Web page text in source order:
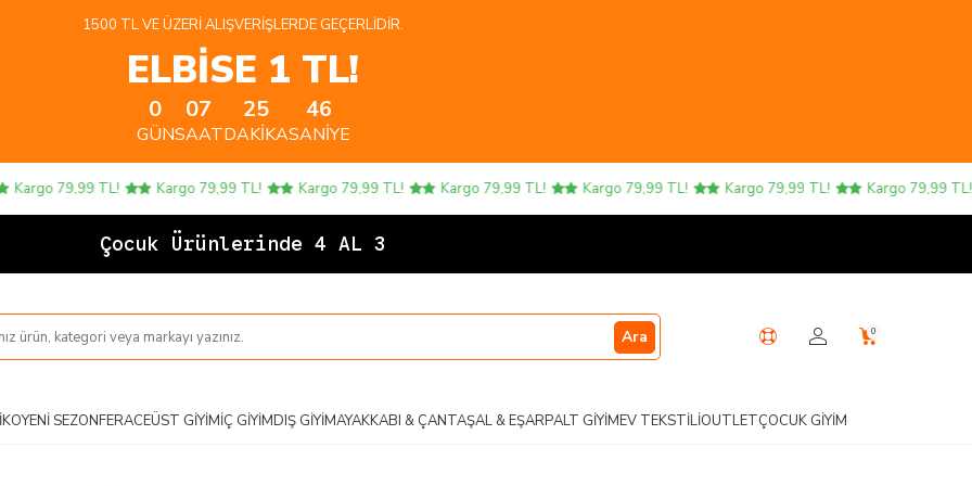
1500 TL VE ÜZERI ALIŞVERIŞLERDE GEÇERLIDIR.
ELBİSE 1 TL!
0
GÜN
07
SAAT
25
DAKIKA
45
SANIYE
79,99 TL! Kargo 79,99 TL! Kargo 79,99 TL! Kargo 79,99 TL! Kargo 79,99 TL! Kargo 79,99 TL! Kargo 79,99 TL!
Çocuk Ürünlerinde 4 AL 3 ÖDE!
Ara 0
YENI SEZONFERACEÜST GIYIMİÇ GIYIMDIŞ GIYIMAYAKKABI & ÇANTAŞAL & EŞARPALT GIYIMEV TEKSTILIOUTLETÇOCUK GIYIM